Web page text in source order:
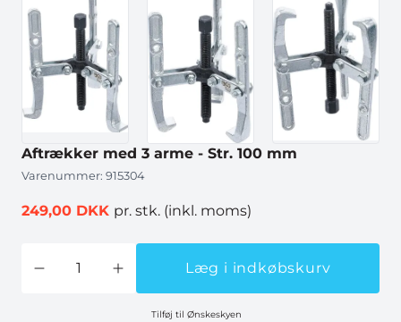
Aftrækker med 3 arme - Str. 100 mm
Varenummer: 915304
249,00 DKK pr. stk. (inkl. moms)
Læg i indkøbskurv
Tilføj til Ønskeskyen